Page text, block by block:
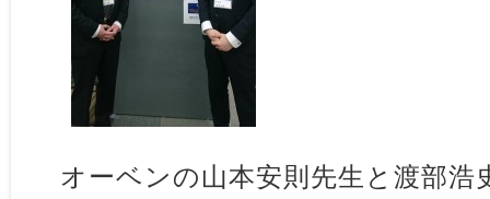
オーベンの山本安則先生と渡部浩